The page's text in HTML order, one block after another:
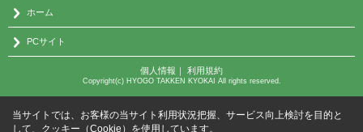
ホーム
PCサイト
個人情報 ｜ 利用規約
Copyright(c) HYOGO TAKKEN KYOKAI All rights reserved.
当サイトでは、お客様の当サイト利用状況把握、サービス向上検討を目的と
して、クッキー（Cookie）を使用しています。